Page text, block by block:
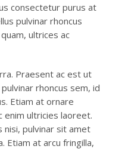
consectetur purus at
pulvinar rhoncus
ultrices ac
Praesent ac est ut
rhoncus sem, id
Etiam at ornare
enim ultricies laoreet.
nisi, pulvinar sit amet
Etiam at arcu fringilla,